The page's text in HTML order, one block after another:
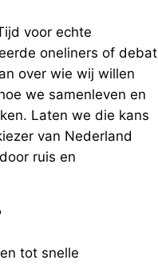
voor echte
oneliners of debat
over wie wij willen
we samenleven en
Laten we die kans
van Nederland
ruis en
tot snelle